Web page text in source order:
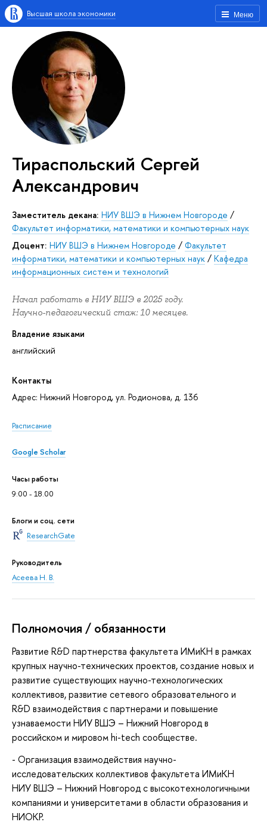
Меню
Высшая школа экономики
Тираспольский Сергей
Александрович
заместитель декана: НИУ ВШЭ в Нижнем Новгороде /
Факультет информатики, математики и компьютерных наук
доцент: НИУ ВШЭ в Нижнем Новгороде / Факультет
информатики, математики и компьютерных наук / Кафедра
информационных систем и технологий
Начал работать в НИУ ВШЭ в 2025 году.
Научно-педагогический стаж: 10 месяцев.
Владение языками
английский
Контакты
Адрес: Нижний Новгород, ул. Родионова, д. 136
Расписание
Google Scholar
Часы работы
9:00 - 18.00
Блоги и соц. сети
ResearchGate
Руководитель
Асеева Н. В.
Полномочия / обязанности
Развитие R&D партнерства факультета ИМиКН в рамках
крупных научно-технических проектов, создание новых и
развитие существующих научно-технологических
коллективов, развитие сетевого образовательного и
R&D взаимодействия с партнерами и повышение
узнаваемости НИУ ВШЭ – Нижний Новгород в
российском и мировом hi-tech сообществе.
- Организация взаимодействия научно-
исследовательских коллективов факультета ИМиКН
НИУ ВШЭ – Нижний Новгород с высокотехнологичными
компаниями и университетами в области образования и
НИОКР.